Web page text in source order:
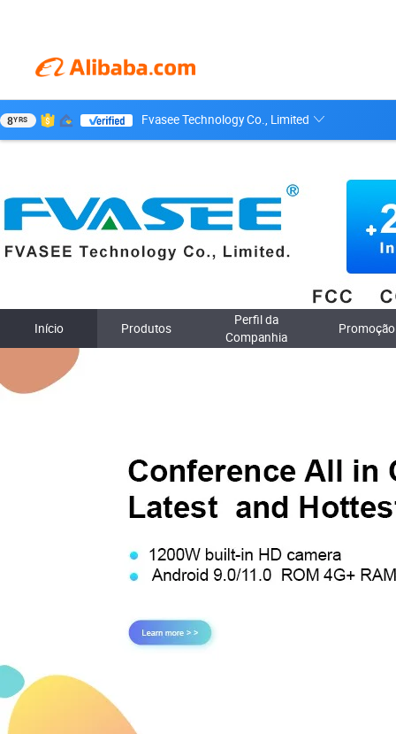
8YRS Fvasee Technology Co., Limited
Início Produtos
Perfil da
Companhia
Promoção